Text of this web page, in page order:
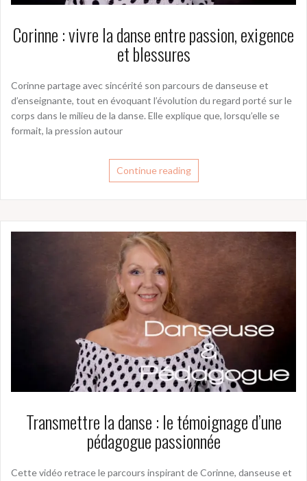
Corinne : vivre la danse entre passion, exigence
et blessures
Corinne partage avec sincérité son parcours de danseuse et
d’enseignante, tout en évoquant l’évolution du regard porté sur le
corps dans le milieu de la danse. Elle explique que, lorsqu’elle se
formait, la pression autour
Continue reading
Transmettre la danse : le témoignage d’une
pédagogue passionnée
Cette vidéo retrace le parcours inspirant de Corinne, danseuse et